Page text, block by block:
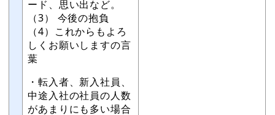
ード、思い出など。
（3） 今後の抱負
（4）これからもよろ
しくお願いしますの言
葉
・転入者、新入社員、
中途入社の社員の人数
があまりにも多い場合